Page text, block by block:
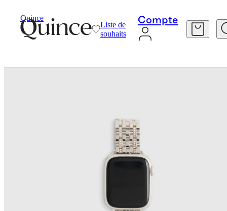
Quince
Liste de
souhaits
Compte